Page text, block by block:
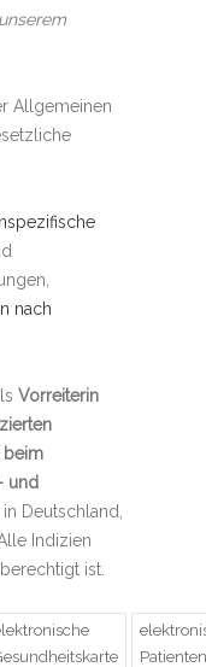
Allgemeinen
nach
Vorreiterin
beim
und
Deutschland,
Indizien
ist.